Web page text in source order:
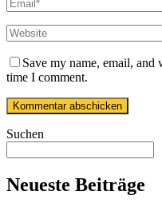
Save my name, email,
time I comment.
Suchen
Neueste Beiträge